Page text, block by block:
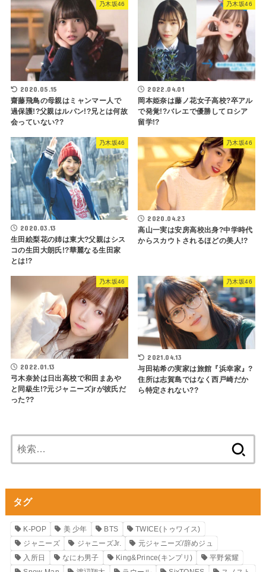
乃木坂46
2020.05.15
齋藤飛鳥の母親はミャンマー人で
過保護!?父親はルパン!?兄とは何故
会っていない??
乃木坂46
2022.04.01
岡本姫奈は藤ノ花女子高校?卒アル
で発覚!?バレエで優勝してロシア
留学!?
乃木坂46
2020.03.13
生田絵梨花の姉は東大?父親はシス
コの生田大朗氏!?華麗なる生田家
とは!?
乃木坂46
2020.04.23
高山一実は安房高校出身?中学時代
からスカウトされるほどの美人!?
乃木坂46
2022.01.13
弓木奈於は日出高校で和田まあや
と同級生!?元ジャニーズjrが彼氏だ
った??
乃木坂46
2021.04.13
与田祐希の実家は旅館『浜幸家』?
住所は志賀島ではなく西戸崎だか
ら特定されない??
索:
タグ
K-POP 美 少年 BTS
TWICE(トゥワイス)
ジャニーズ
ジャニーズJr.
元ジャニーズ/辞めジュ
入所日
なにわ男子 King&Prince(キンプリ)
平野紫耀